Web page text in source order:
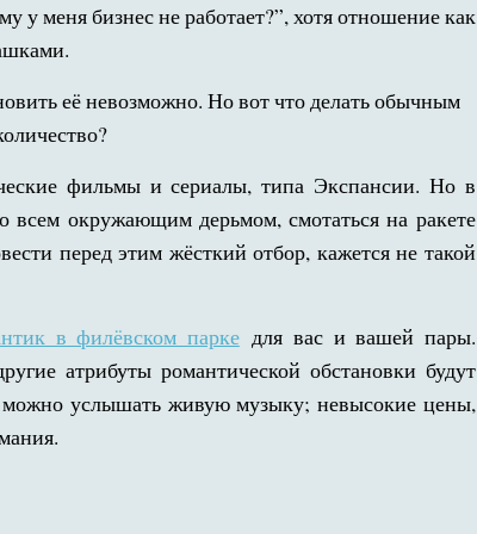
у меня бизнес не работает?”, хотя отношение как
её невозможно. Но вот что делать обычным
фильмы и сериалы, типа Экспансии. Но в
окружающим дерьмом, смотаться на ракете
перед этим жёсткий отбор, кажется не такой
в филёвском паркедля вас и вашей пары.
атрибуты романтической обстановки будут
можно услышать живую музыку; невысокие цены,